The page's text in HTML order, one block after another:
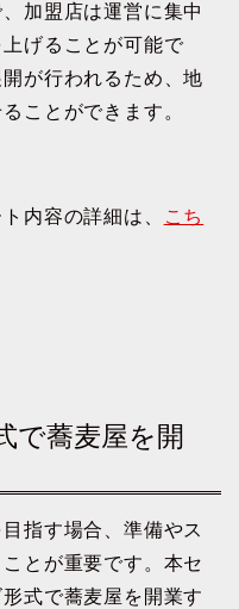
加盟店は運営に集中
げることが可能で
が行われるため、地
ことができます。
内容の詳細は、
こち
で蕎麦屋を開
指す場合、準備やス
とが重要です。本セ
式で蕎麦屋を開業す